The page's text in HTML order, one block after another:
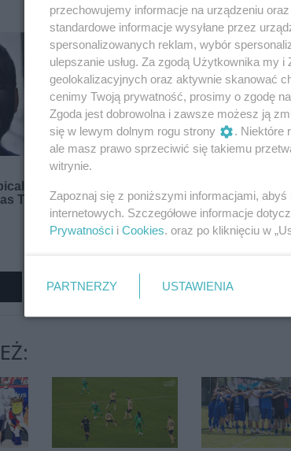
przechowujemy informacje na urządzeniu
standardowe informacje wysyłane przez
spersonalizowanych reklam, wybór
ulepszanie usług. Za zgodą Użytkownika my
geolokalizacyjnych oraz aktywnie skanować
cenimy Twoją prywatność, prosimy o zgodę
Zgoda jest dobrowolna i zawsze możesz ją
się w lewym dolnym rogu strony
. Niektóre
ale masz prawo sprzeciwić się takiemu
witrynie.
Zapoznaj się z poniższymi informacjami,
internetowych. Szczegółowe informacje
Prywatności i Cookies. oraz po kliknięciu w
PARTNERZY USTAWIENIA